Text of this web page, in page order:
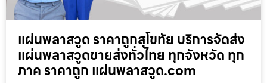
แผ่นพลาสวูด ราคาถูกสุโขทัย บริการจัดส่ง
แผ่นพลาสวูดขายส่งทั่วไทย ทุกจังหวัด ทุก
ภาค ราคาถูก แผ่นพลาสวูด.com